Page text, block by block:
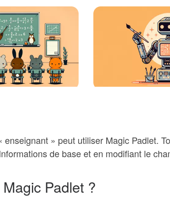
» peut utiliser Magic Padlet.
de base et en modifiant le
Padlet ?